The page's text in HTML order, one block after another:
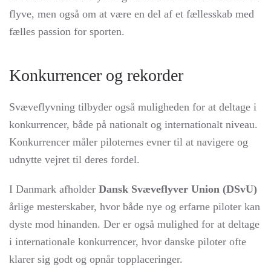
flyve, men også om at være en del af et fællesskab med
fælles passion for sporten.
Konkurrencer og rekorder
Svæveflyvning tilbyder også muligheden for at deltage i
konkurrencer, både på nationalt og internationalt niveau.
Konkurrencer måler piloternes evner til at navigere og
udnytte vejret til deres fordel.
I Danmark afholder Dansk Svæveflyver Union (DSvU)
årlige mesterskaber, hvor både nye og erfarne piloter kan
dyste mod hinanden. Der er også mulighed for at deltage
i internationale konkurrencer, hvor danske piloter ofte
klarer sig godt og opnår topplaceringer.